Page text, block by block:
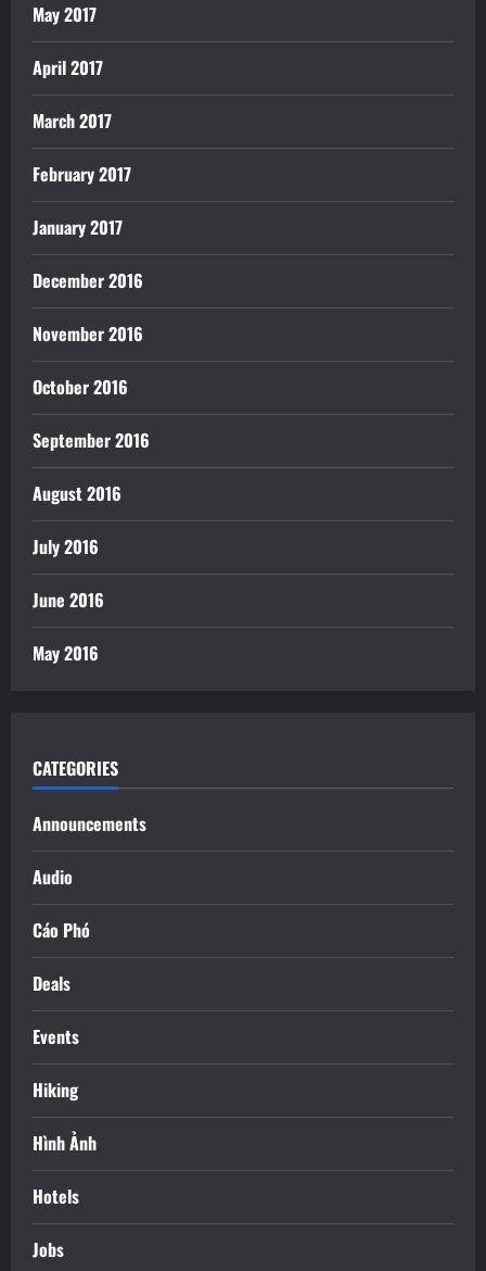
May 2017
April 2017
March 2017
February 2017
January 2017
December 2016
November 2016
October 2016
September 2016
August 2016
July 2016
June 2016
May 2016
CATEGORIES
Announcements
Audio
Cáo Phó
Deals
Events
Hiking
Hình Ảnh
Hotels
Jobs